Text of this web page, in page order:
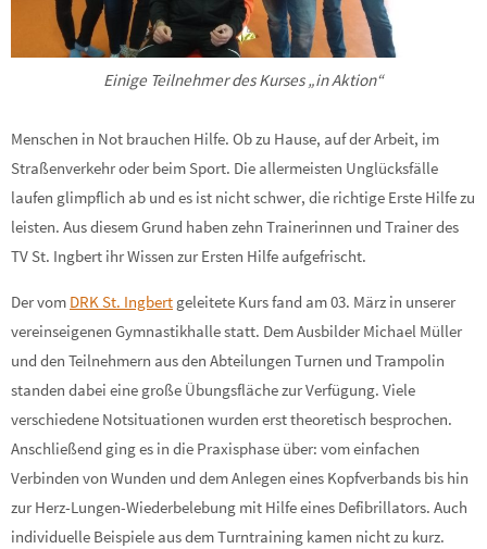
Einige Teilnehmer des Kurses „in Aktion“
Menschen in Not brauchen Hilfe. Ob zu Hause, auf der Arbeit, im
Straßenverkehr oder beim Sport. Die allermeisten Unglücksfälle
laufen glimpflich ab und es ist nicht schwer, die richtige Erste Hilfe zu
leisten. Aus diesem Grund haben zehn Trainerinnen und Trainer des
TV St. Ingbert ihr Wissen zur Ersten Hilfe aufgefrischt.
Der vom DRK St. Ingbert geleitete Kurs fand am 03. März in unserer
vereinseigenen Gymnastikhalle statt. Dem Ausbilder Michael Müller
und den Teilnehmern aus den Abteilungen Turnen und Trampolin
standen dabei eine große Übungsfläche zur Verfügung. Viele
verschiedene Notsituationen wurden erst theoretisch besprochen.
Anschließend ging es in die Praxisphase über: vom einfachen
Verbinden von Wunden und dem Anlegen eines Kopfverbands bis hin
zur Herz-Lungen-Wiederbelebung mit Hilfe eines Defibrillators. Auch
individuelle Beispiele aus dem Turntraining kamen nicht zu kurz.